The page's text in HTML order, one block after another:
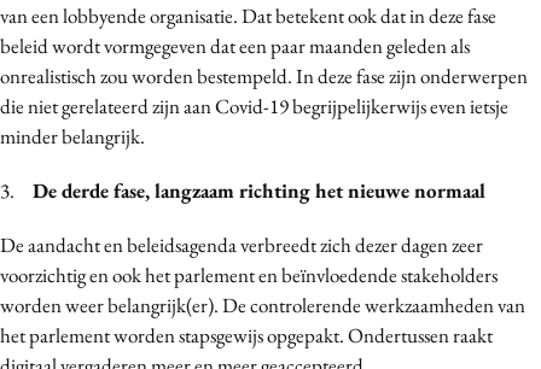
van een lobbyende organisatie. Dat betekent ook dat in deze fase
beleid wordt vormgegeven dat een paar maanden geleden als
onrealistisch zou worden bestempeld. In deze fase zijn onderwerpen
die niet gerelateerd zijn aan Covid-19 begrijpelijkerwijs even ietsje
minder belangrijk.
3. De derde fase, langzaam richting het nieuwe normaal
De aandacht en beleidsagenda verbreedt zich dezer dagen zeer
voorzichtig en ook het parlement en beïnvloedende stakeholders
worden weer belangrijk(er). De controlerende werkzaamheden van
het parlement worden stapsgewijs opgepakt. Ondertussen raakt